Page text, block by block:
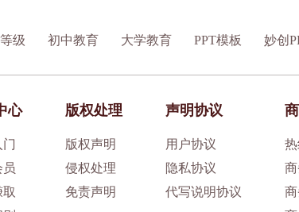
级 初中教育 大学教育 PPT模板 妙创
心 版权处理
版权声明
侵权处理
免责声明
声明协议
用户协议
隐私协议
代写说明协议
热
商